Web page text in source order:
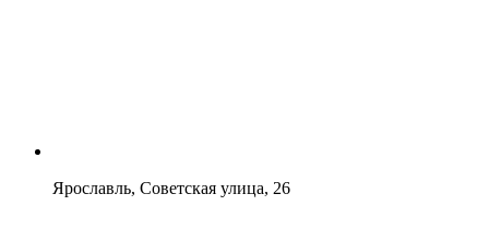
Ярославль, Советская улица, 26